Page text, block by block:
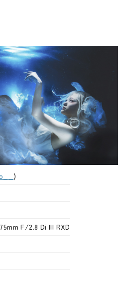
)
F/2.8 Di III RXD